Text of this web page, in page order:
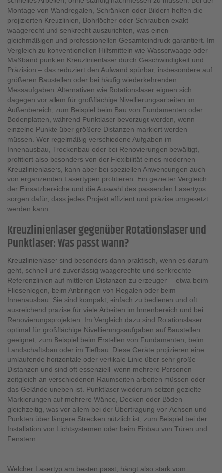
Montage von Wandregalen, Schränken oder Bildern helfen die
projizierten Kreuzlinien, Bohrlöcher oder Schrauben exakt
waagerecht und senkrecht auszurichten, was einen
gleichmäßigen und professionellen Gesamteindruck garantiert. Im
Vergleich zu konventionellen Hilfsmitteln wie Wasserwaage oder
Maßband punkten Kreuzlinienlaser durch Geschwindigkeit und
Präzision – das reduziert den Aufwand spürbar, insbesondere auf
größeren Baustellen oder bei häufig wiederkehrenden
Messaufgaben. Alternativen wie Rotationslaser eignen sich
dagegen vor allem für großflächige Nivellierungsarbeiten im
Außenbereich, zum Beispiel beim Bau von Fundamenten oder
Bodenplatten, während Punktlaser bevorzugt werden, wenn
einzelne Punkte über größere Distanzen markiert werden
müssen. Wer regelmäßig verschiedene Aufgaben im
Innenausbau, Trockenbau oder bei Renovierungen bewältigt,
profitiert also besonders von der Flexibilität eines modernen
Kreuzlinienlasers, kann aber bei speziellen Anwendungen auch
von ergänzenden Lasertypen profitieren. Ein gezielter Vergleich
der Einsatzbereiche und die Auswahl des passenden Lasertyps
sorgen dafür, dass jedes Projekt effizient und präzise umgesetzt
werden kann.
Kreuzlinienlaser gegenüber Rotationslaser und
Punktlaser: Was passt wann?
Kreuzlinienlaser sind besonders dann praktisch, wenn es darum
geht, schnell und zuverlässig waagerechte und senkrechte
Referenzlinien auf mittleren Distanzen zu erzeugen – etwa beim
Fliesenlegen, beim Anbringen von Regalen oder beim
Innenausbau. Sie sind kompakt, einfach zu bedienen und oft
ausreichend präzise für viele Arbeiten im Innenbereich und bei
Renovierungsprojekten. Im Vergleich dazu sind Rotationslaser
optimal für großflächige Nivellierungsaufgaben auf Baustellen
geeignet, zum Beispiel beim Erstellen von Fundamenten, beim
Landschaftsbau oder im Tiefbau. Diese Geräte projizieren eine
umlaufende horizontale oder vertikale Linie über sehr große
Distanzen und sind oft essenziell, wenn mehrere Personen
zeitgleich an verschiedenen Raumseiten arbeiten müssen oder
das Gelände uneben ist. Punktlaser wiederum setzen gezielte
Markierungen auf mehrere Wände, Decken oder Böden
gleichzeitig, was vor allem bei der Übertragung von Achsen und
Punkten über längere Strecken nützlich ist, zum Beispiel bei der
Installation von Lichtsystemen oder beim Einbau von Türen und
Fenstern.
Welcher Lasertyp am besten passt, hängt also stark vom